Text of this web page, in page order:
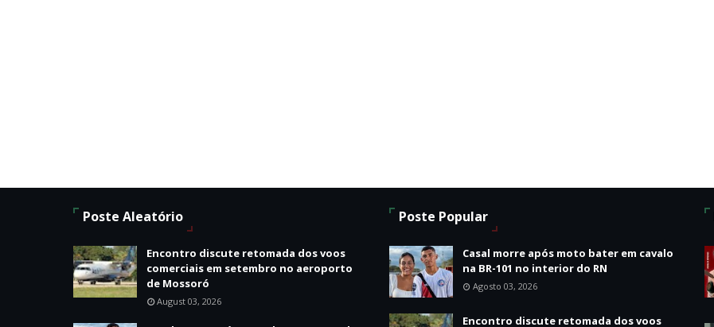
Poste Aleatório
Encontro discute retomada dos voos
comerciais em setembro no aeroporto
de Mossoró
August 03, 2026
Poste Popular
Casal morre após moto bater em cavalo
na BR-101 no interior do RN
Agosto 03, 2026
Encontro discute retomada dos voos